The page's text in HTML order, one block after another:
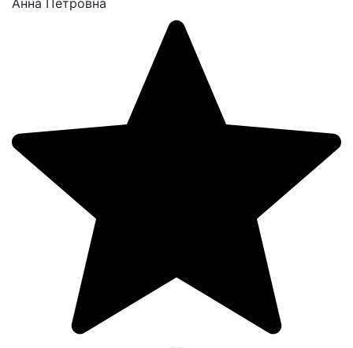
Анна Петровна